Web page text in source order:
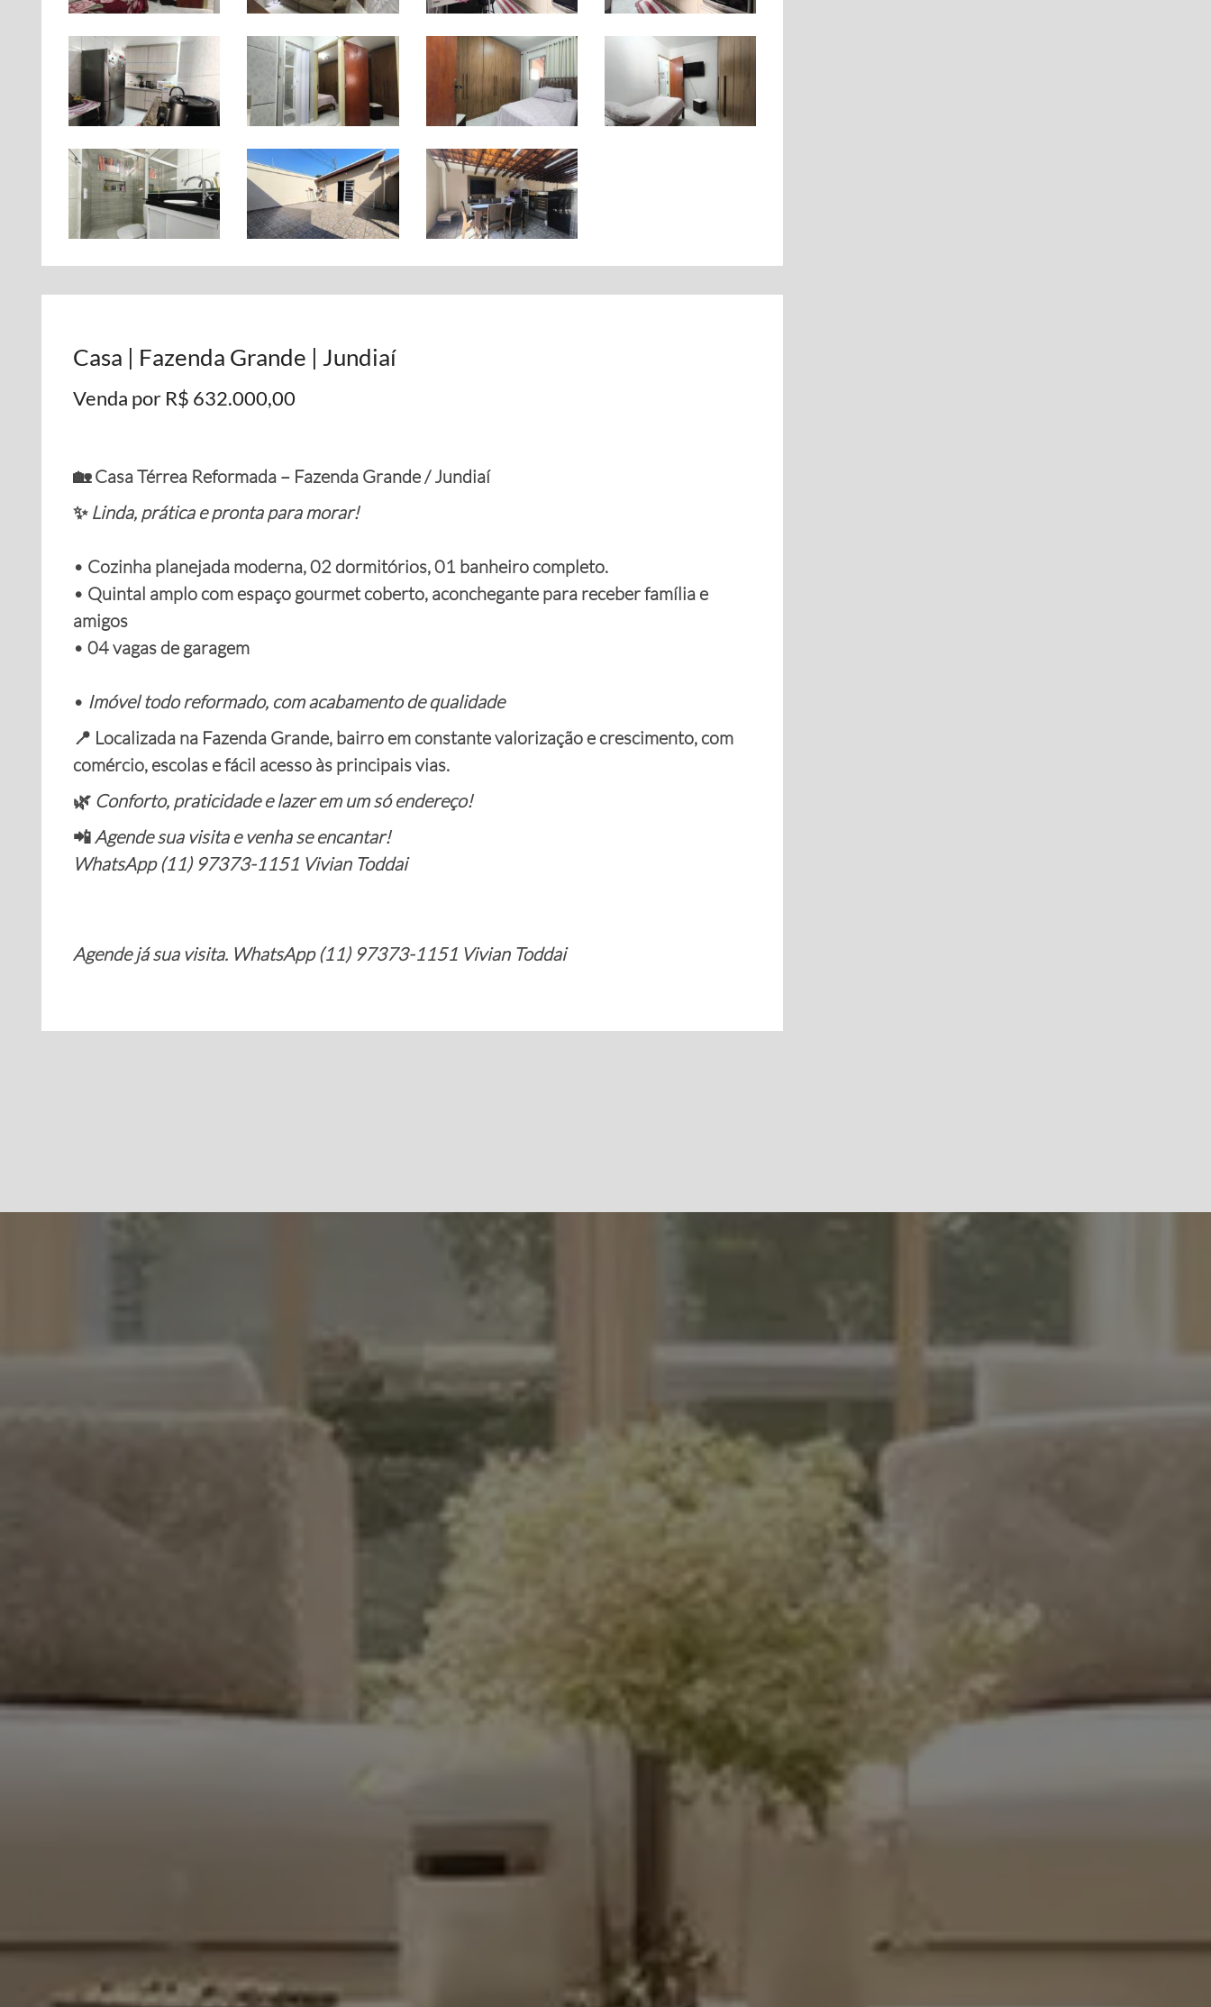
Casa | Fazenda Grande | Jundiaí
Venda por R$ 632.000,00
🏡 Casa Térrea Reformada – Fazenda Grande / Jundiaí
✨ Linda, prática e pronta para morar!
• Cozinha planejada moderna, 02 dormitórios, 01 banheiro completo.
• Quintal amplo com espaço gourmet coberto, aconchegante para receber família e
amigos
• 04 vagas de garagem
• Imóvel todo reformado, com acabamento de qualidade
📍 Localizada na Fazenda Grande, bairro em constante valorização e crescimento, com
comércio, escolas e fácil acesso às principais vias.
🌿 Conforto, praticidade e lazer em um só endereço!
📲Agende sua visita e venha se encantar!
WhatsApp (11) 97373-1151 Vivian Toddai
Agende já sua visita. WhatsApp (11) 97373-1151 Vivian Toddai